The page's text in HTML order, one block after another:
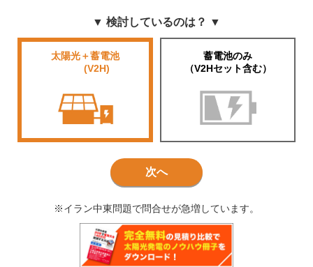
▼ 検討しているのは？ ▼
太陽光＋蓄電池
(V2H)
蓄電池のみ
（V2Hセット含む）
次へ
※イラン中東問題で問合せが急増しています。